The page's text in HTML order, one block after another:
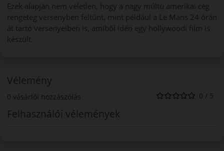
Ezek alapján nem véletlen, hogy a nagy múltú amerikai cég
rengeteg versenyben feltűnt, mint például a Le Mans 24 órán
át tartó versenyeiben is, amiből idén egy hollywoodi film is
készült.
Vélemény
0 vásárlói hozzászólás 0 / 5
Felhasználói vélemények